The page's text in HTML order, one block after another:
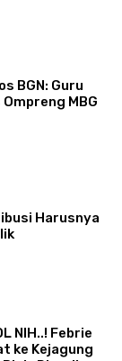
BGN: Guru
MBG
Harusnya
NIH..! Febrie
ke Kejagung